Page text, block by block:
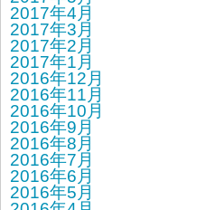
2017年4月
2017年3月
2017年2月
2017年1月
2016年12月
2016年11月
2016年10月
2016年9月
2016年8月
2016年7月
2016年6月
2016年5月